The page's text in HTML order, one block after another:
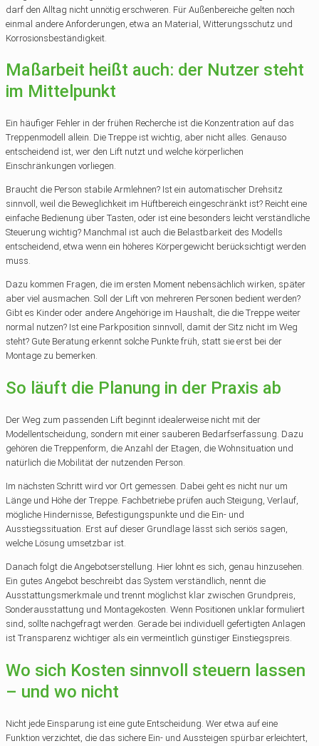
darf den Alltag nicht unnötig erschweren. Für Außenbereiche gelten noch
einmal andere Anforderungen, etwa an Material, Witterungsschutz und
Korrosionsbeständigkeit.
Maßarbeit heißt auch: der Nutzer steht
im Mittelpunkt
Ein häufiger Fehler in der frühen Recherche ist die Konzentration auf das
Treppenmodell allein. Die Treppe ist wichtig, aber nicht alles. Genauso
entscheidend ist, wer den Lift nutzt und welche körperlichen
Einschränkungen vorliegen.
Braucht die Person stabile Armlehnen? Ist ein automatischer Drehsitz
sinnvoll, weil die Beweglichkeit im Hüftbereich eingeschränkt ist? Reicht eine
einfache Bedienung über Tasten, oder ist eine besonders leicht verständliche
Steuerung wichtig? Manchmal ist auch die Belastbarkeit des Modells
entscheidend, etwa wenn ein höheres Körpergewicht berücksichtigt werden
muss.
Dazu kommen Fragen, die im ersten Moment nebensächlich wirken, später
aber viel ausmachen. Soll der Lift von mehreren Personen bedient werden?
Gibt es Kinder oder andere Angehörige im Haushalt, die die Treppe weiter
normal nutzen? Ist eine Parkposition sinnvoll, damit der Sitz nicht im Weg
steht? Gute Beratung erkennt solche Punkte früh, statt sie erst bei der
Montage zu bemerken.
So läuft die Planung in der Praxis ab
Der Weg zum passenden Lift beginnt idealerweise nicht mit der
Modellentscheidung, sondern mit einer sauberen Bedarfserfassung. Dazu
gehören die Treppenform, die Anzahl der Etagen, die Wohnsituation und
natürlich die Mobilität der nutzenden Person.
Im nächsten Schritt wird vor Ort gemessen. Dabei geht es nicht nur um
Länge und Höhe der Treppe. Fachbetriebe prüfen auch Steigung, Verlauf,
mögliche Hindernisse, Befestigungspunkte und die Ein- und
Ausstiegssituation. Erst auf dieser Grundlage lässt sich seriös sagen,
welche Lösung umsetzbar ist.
Danach folgt die Angebotserstellung. Hier lohnt es sich, genau hinzusehen.
Ein gutes Angebot beschreibt das System verständlich, nennt die
Ausstattungsmerkmale und trennt möglichst klar zwischen Grundpreis,
Sonderausstattung und Montagekosten. Wenn Positionen unklar formuliert
sind, sollte nachgefragt werden. Gerade bei individuell gefertigten Anlagen
ist Transparenz wichtiger als ein vermeintlich günstiger Einstiegspreis.
Wo sich Kosten sinnvoll steuern lassen
– und wo nicht
Nicht jede Einsparung ist eine gute Entscheidung. Wer etwa auf eine
Funktion verzichtet, die das sichere Ein- und Aussteigen spürbar erleichtert,